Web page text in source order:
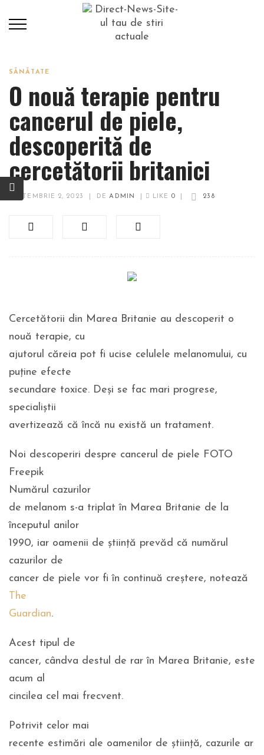
SĂNĂTATE
O nouă terapie pentru
cancerul de piele,
descoperită de
cercetătorii britanici
SEPTEMBRIE 2, 2023 DEADMIN LIKE 0 238
Cercetătorii din Marea Britanie au descoperit o
nouă terapie, cu
ajutorul căreia pot fi ucise celulele melanomului, cu
puține efecte
secundare toxice. Deși se fac mari progrese,
specialiștii
avertizează că încă nu există un tratament.
Noi descoperiri despre cancerul de piele FOTO
Freepik
Numărul cazurilor
de melanom s-a triplat în Marea Britanie de la
începutul anilor
1990, iar oamenii de știință prevăd că numărul
cazurilor de
cancer de piele vor fi în continuă creștere, notează
The
Guardian.
Acest tipul de
cancer, cândva destul de rar în Marea Britanie, este
acum al
cincilea cel mai frecvent.
Potrivit celor mai
recente estimări ale oamenilor de știință, cazurile ar